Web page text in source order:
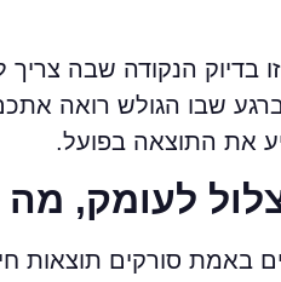
זו בדיוק הנקודה שבה
שבו הגולש רואה
את התוצאה בפועל.
לעומק,
באמת סורקים תוצאות